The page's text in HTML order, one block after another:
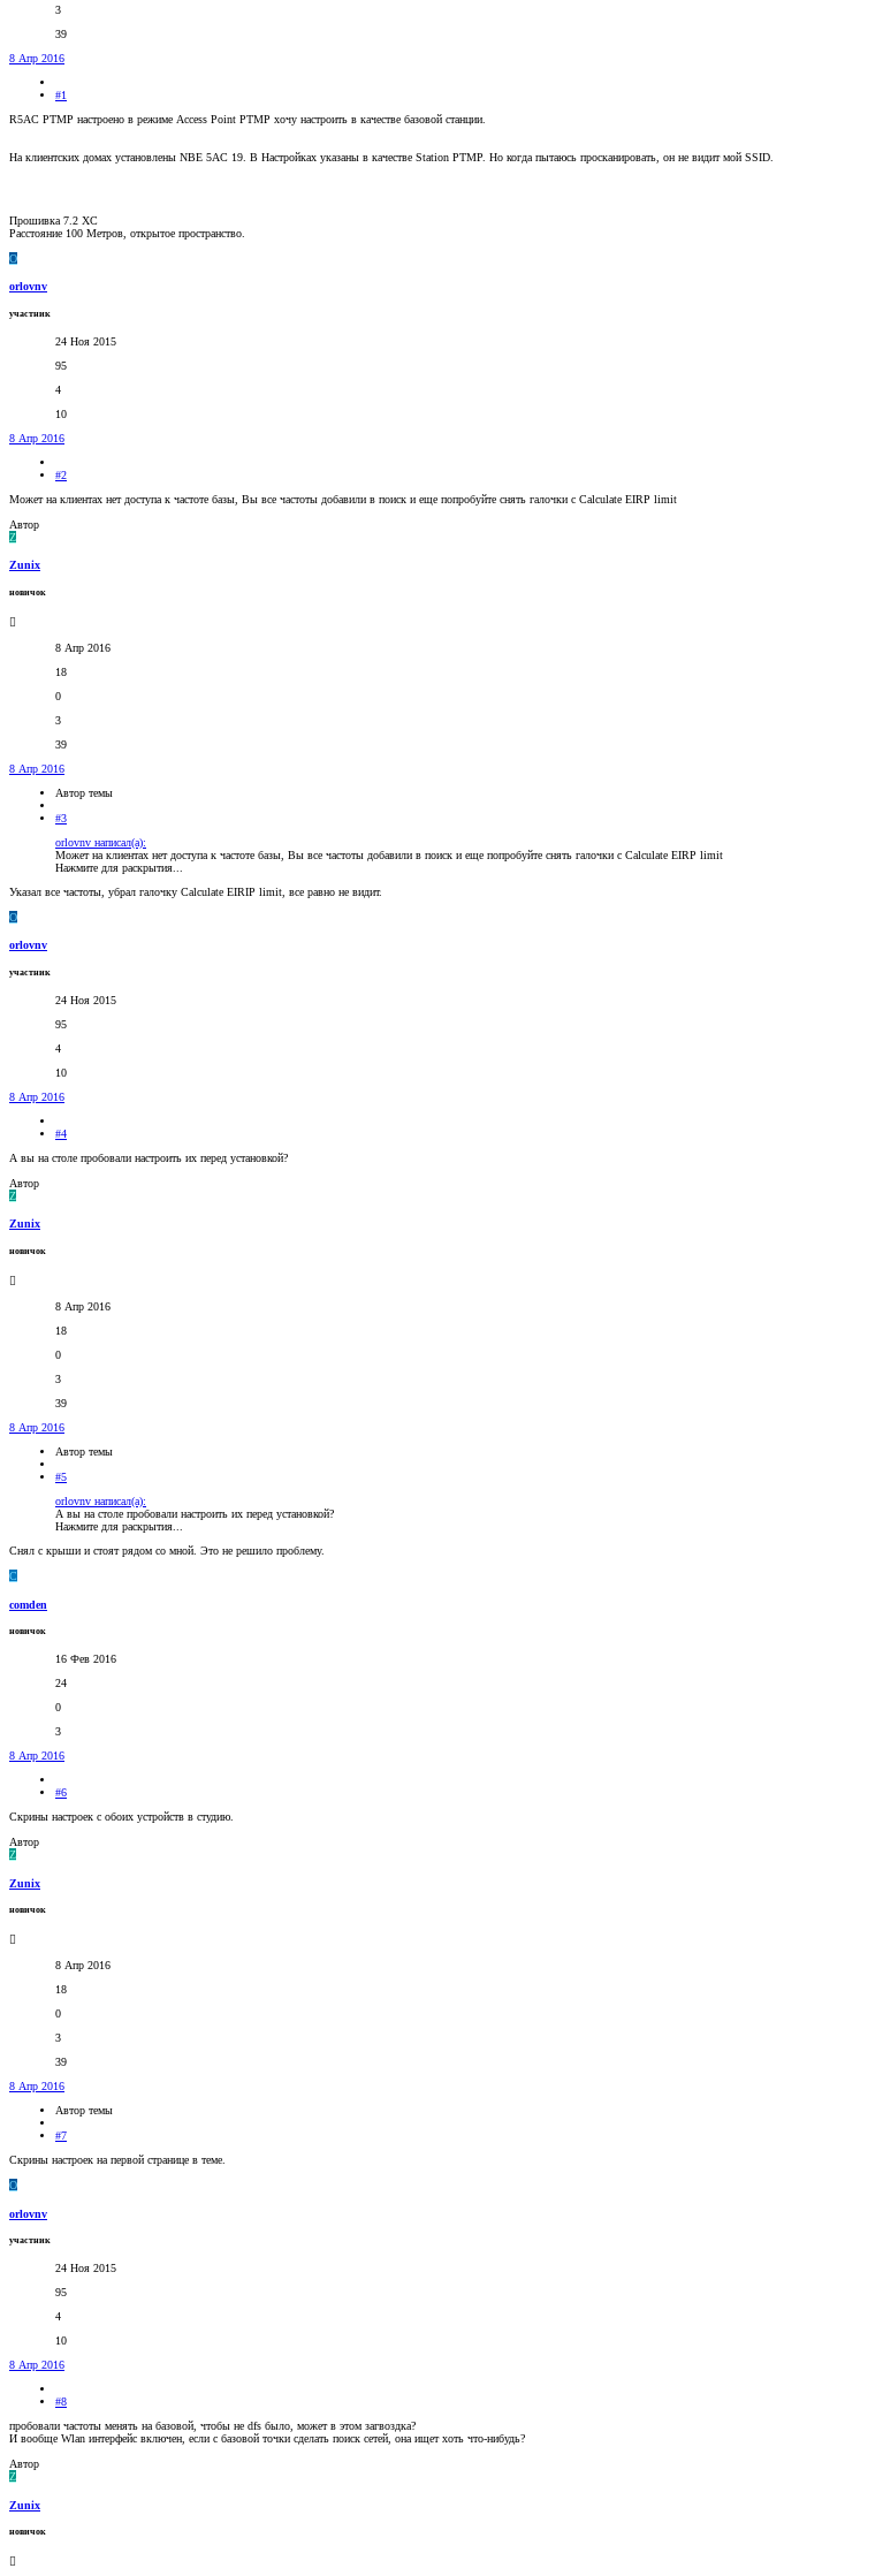
3
39
8 Апр 2016
#1
R5AC PTMP настроено в режиме Access Point PTMP хочу настроить в качестве базовой станции.
На клиентских домах установлены NBE 5AC 19. В Настройках указаны в качестве Station PTMP. Но когда пытаюсь просканировать, он не видит мой SSID.
Прошивка 7.2 XC
Расстояние 100 Метров, открытое пространство.
O
orlovnv
участник
24 Ноя 2015
95
4
10
8 Апр 2016
#2
Может на клиентах нет доступа к частоте базы, Вы все частоты добавили в поиск и еще попробуйте снять галочки с Calculate EIRP limit
Автор
Z
Zunix
новичок
8 Апр 2016
18
0
3
39
8 Апр 2016
Автор темы
#3
orlovnv написал(а):
Может на клиентах нет доступа к частоте базы, Вы все частоты добавили в поиск и еще попробуйте снять галочки с Calculate EIRP limit
Нажмите для раскрытия...
Указал все частоты, убрал галочку Calculate EIRIP limit, все равно не видит.
O
orlovnv
участник
24 Ноя 2015
95
4
10
8 Апр 2016
#4
А вы на столе пробовали настроить их перед установкой?
Автор
Z
Zunix
новичок
8 Апр 2016
18
0
3
39
8 Апр 2016
Автор темы
#5
orlovnv написал(а):
А вы на столе пробовали настроить их перед установкой?
Нажмите для раскрытия...
Снял с крыши и стоят рядом со мной. Это не решило проблему.
C
comden
новичок
16 Фев 2016
24
0
3
8 Апр 2016
#6
Скрины настроек с обоих устройств в студию.
Автор
Z
Zunix
новичок
8 Апр 2016
18
0
3
39
8 Апр 2016
Автор темы
#7
Скрины настроек на первой странице в теме.
O
orlovnv
участник
24 Ноя 2015
95
4
10
8 Апр 2016
#8
пробовали частоты менять на базовой, чтобы не dfs было, может в этом загвоздка?
И вообще Wlan интерфейс включен, если с базовой точки сделать поиск сетей, она ищет хоть что-нибудь?
Автор
Z
Zunix
новичок